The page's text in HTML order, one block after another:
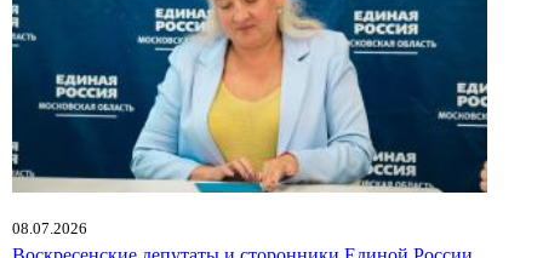
08.07.2026